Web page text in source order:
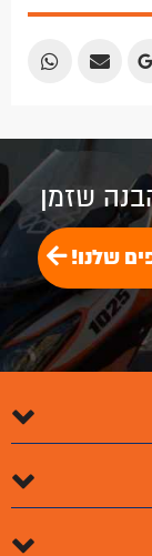
Share
Share
Share
שזמן
שלנו!